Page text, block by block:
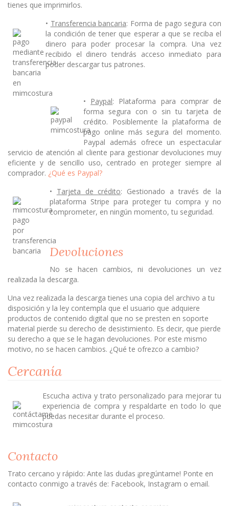
tienes que imprimirlos.
• Transferencia bancaria: Forma de pago segura con
la condición de tener que esperar a que se reciba el
dinero para poder procesar la compra. Una vez
recibido el dinero tendrás acceso inmediato para
poder descargar tus patrones.
• Paypal: Plataforma para comprar de
forma segura con o sin tu tarjeta de
crédito. Posiblemente la plataforma de
pago online más segura del momento.
Paypal además ofrece un espectacular
servicio de atención al cliente para gestionar devoluciones muy
eficiente y de sencillo uso, centrado en proteger siempre al
comprador. ¿Qué es Paypal?
• Tarjeta de crédito: Gestionado a través de la
plataforma Stripe para proteger tu compra y no
comprometer, en ningún momento, tu seguridad.
Devoluciones
No se hacen cambios, ni devoluciones un vez
realizada la descarga.
Una vez realizada la descarga tienes una copia del archivo a tu
disposición y la ley contempla que el usuario que adquiere
productos de contenido digital que no se presten en soporte
material pierde su derecho de desistimiento. Es decir, que pierde
su derecho a que se le hagan devoluciones. Por este mismo
motivo, no se hacen cambios. ¿Qué te ofrezco a cambio?
Cercanía
Escucha activa y trato personalizado para mejorar tu
experiencia de compra y respaldarte en todo lo que
puedas necesitar durante el proceso.
Contacto
Trato cercano y rápido: Ante las dudas ¡pregúntame! Ponte en
contacto conmigo a través de: Facebook, Instagram o email.